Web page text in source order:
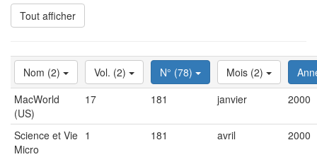
Tout afficher
Nom (2) Vol. (2) N° (78) Mois (2)
MacWorld
(US)
17 181 janvier 2000
Science et Vie
Micro
1 181 avril 2000